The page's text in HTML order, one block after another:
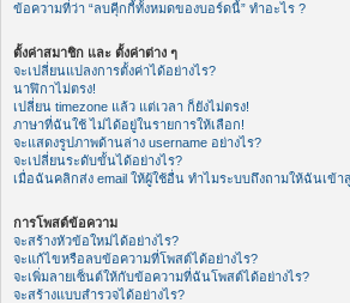
ข้อความที่ว่า “ลบคุีกกี้ทั้งหมดของบอร์ดนี้” ทำอะไร ?
ตั้งค่าสมาชิก และ ตั้งค่าต่าง ๆ
จะเปลี่ยนแปลงการตั้งค่าได้อย่างไร?
นาฬิกาไม่ตรง!
เปลี่ยน timezone แล้ว แต่เวลา ก็ยังไม่ตรง!
ภาษาที่ฉันใช้ ไม่ได้อยู่ในรายการให้เลือก!
จะแสดงรูปภาพด้านล่าง username อย่างไร?
จะเปลี่ยนระดับขั้นได้อย่างไร?
เมื่อฉันคลิกส่ง email ให้ผู้ใช้อื่น ทำไมระบบถึงถามให้ฉันเข้า
การโพสต์ข้อความ
จะสร้างหัวข้อใหม่ได้อย่างไร?
จะแก้ไขหรือลบข้อความที่โพสต์ได้อย่างไร?
จะเพิ่มลายเซ็นต์ให้กับข้อความที่ฉันโพสต์ได้อย่างไร?
จะสร้างแบบสำรวจได้อย่างไร?